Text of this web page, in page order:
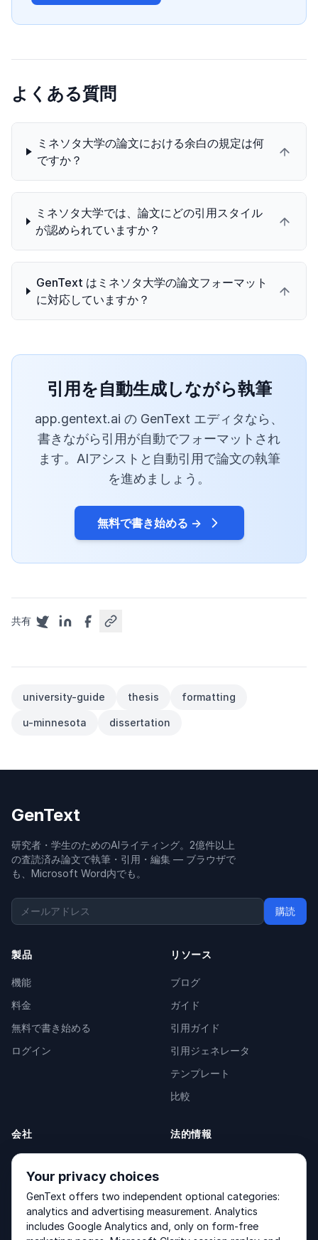
よくある質問
ミネソタ大学の論文における余白の規定は何
ですか？
ミネソタ大学では、論文にどの引用スタイル
が認められていますか？
GenText はミネソタ大学の論文フォーマット
に対応していますか？
引用を自動生成しながら執筆
app.gentext.ai の GenText エディタなら、
書きながら引用が自動でフォーマットされ
ます。AIアシストと自動引用で論文の執筆
を進めましょう。
無料で書き始める →
共有
university-guide thesis formatting
u-minnesota dissertation
GenText
研究者・学生のためのAIライティング。2億件以上
の査読済み論文で執筆・引用・編集 — ブラウザで
も、Microsoft Word内でも。
購読
製品
機能
料金
無料で書き始める
ログイン
リソース
ブログ
ガイド
引用ガイド
引用ジェネレータ
テンプレート
比較
会社
会社概要
お問い合わせ
製品
法的情報
Terms of Service
Your privacy choices
GenText offers two independent optional categories:
analytics and advertising measurement. Analytics
includes Google Analytics and, only on form-free